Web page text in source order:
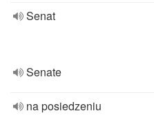
Senat
Senate
na posiedzeniu